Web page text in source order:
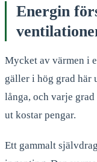
Energin
Mycket av värmen i
gäller i hög grad här
långa, och varje
ut kostar pengar.
Ett gammalt